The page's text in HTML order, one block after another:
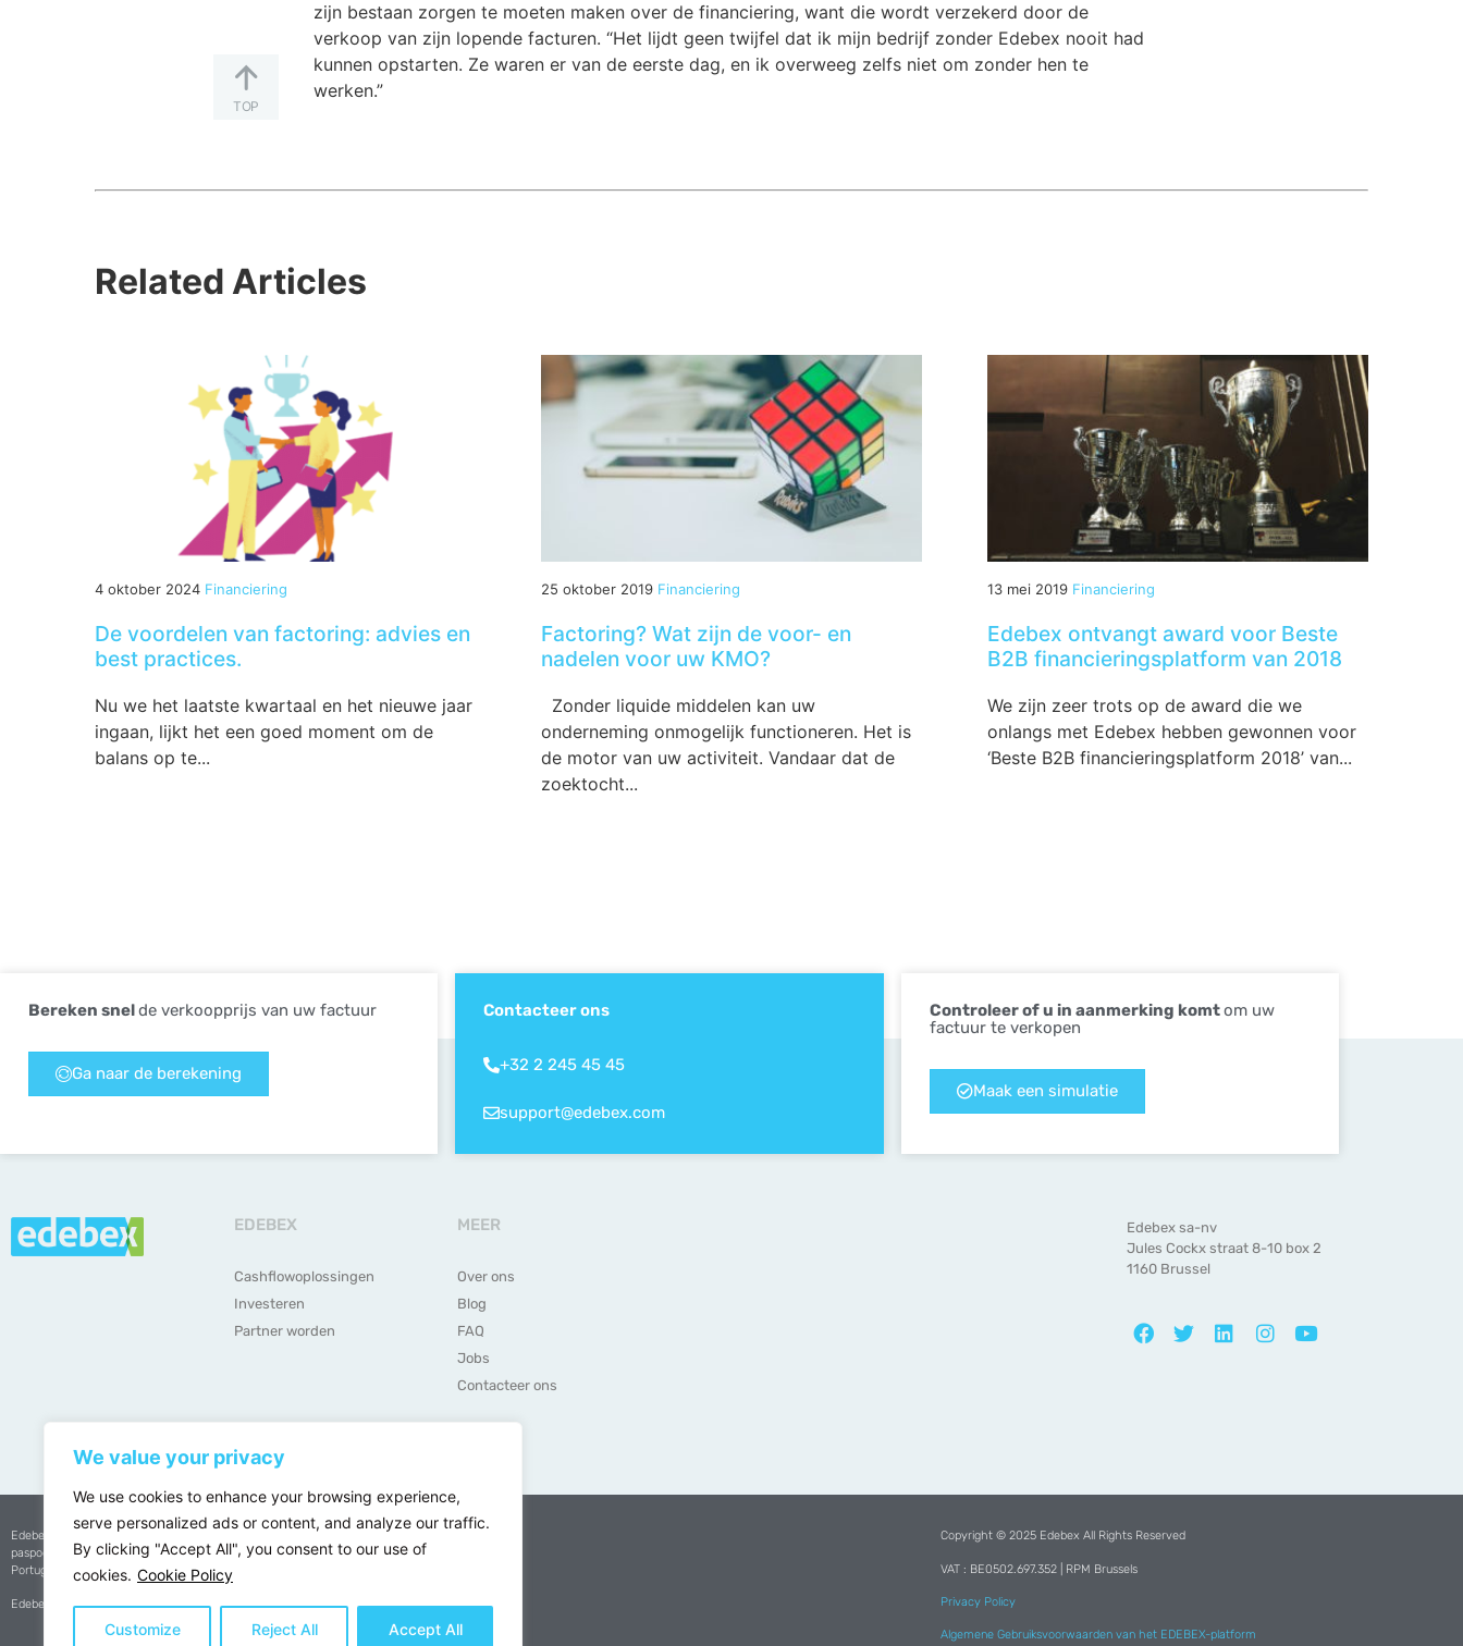
We value your privacy
We use cookies to enhance your browsing experience,
serve personalized ads or content, and analyze our traffic.
By clicking "Accept All", you consent to our use of
cookies. Cookie Policy
Customize Reject All Accept All
TOP
zijn bestaan zorgen te moeten maken over de financiering, want die wordt verzekerd door de
verkoop van zijn lopende facturen. “Het lijdt geen twijfel dat ik mijn bedrijf zonder Edebex nooit had
kunnen opstarten. Ze waren er van de eerste dag, en ik overweeg zelfs niet om zonder hen te
werken.”
Related Articles
4 oktober 2024 Financiering
De voordelen van factoring: advies en
best practices.
Nu we het laatste kwartaal en het nieuwe jaar
ingaan, lijkt het een goed moment om de
balans op te...
25 oktober 2019 Financiering
Factoring? Wat zijn de voor- en
nadelen voor uw KMO?
Zonder liquide middelen kan uw
onderneming onmogelijk functioneren. Het is
de motor van uw activiteit. Vandaar dat de
zoektocht...
13 mei 2019 Financiering
Edebex ontvangt award voor Beste
B2B financieringsplatform van 2018
We zijn zeer trots op de award die we
onlangs met Edebex hebben gewonnen voor
‘Beste B2B financieringsplatform 2018’ van...
Bereken snelde verkoopprijs van uw factuur
Ga naar de berekening
Contacteer ons
+32 2 245 45 45
support@edebex.com
Controleer of u in aanmerking komtom uw
factuur te verkopen
Maak een simulatie
EDEBEX
Cashflowoplossingen
Investeren
Partner worden
MEER
Over ons
Blog
FAQ
Jobs
Contacteer ons
Edebex sa-nv
Jules Cockx straat 8-10 box 2
1160 Brussel
Edebex is een Belgische betalingsinstelling naar Belgisch recht met een Europees
paspoort voor activiteiten in België, Frankrijk, Luxemburg, Nederland, Spanje en
Portugal.
Edebex heeft een vergunning van de Nationale Bank van België
Copyright © 2025 Edebex All Rights Reserved
VAT : BE0502.697.352 | RPM Brussels
Privacy Policy
Algemene Gebruiksvoorwaarden van het EDEBEX-platform